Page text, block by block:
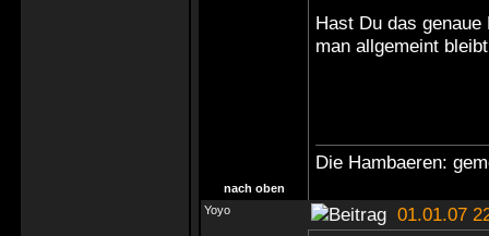
Hast Du das
man allgemeint
Die Hambaeren:
nach oben
Yoyo
01.01.07